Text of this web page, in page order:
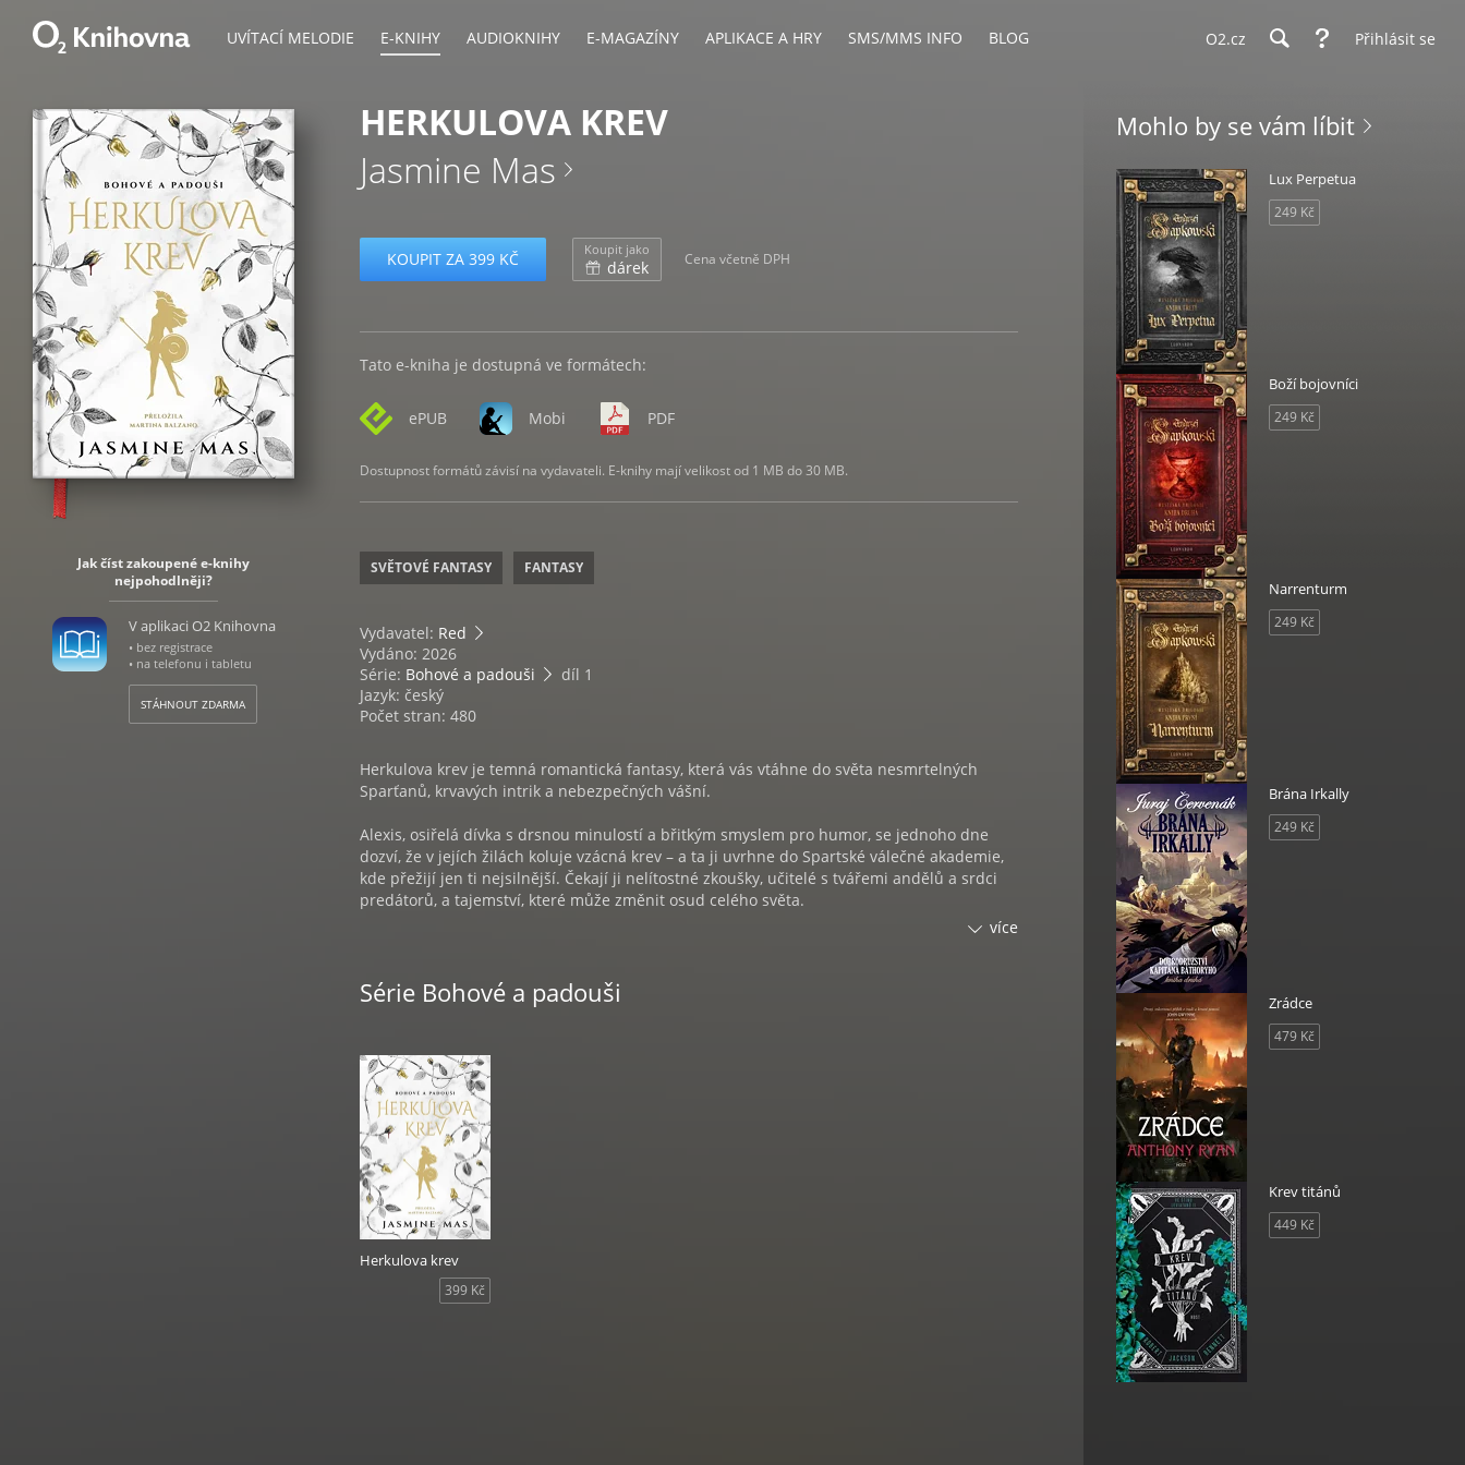
UVÍTACÍ MELODIE E-KNIHY AUDIOKNIHY E-MAGAZÍNY APLIKACE A HRY SMS/MMS INFO BLOG O2.cz Přihlásit se
Jak číst zakoupené e-knihy
nejpohodlněji?
V aplikaci O2 Knihovna
• bez registrace
• na telefonu i tabletu
STÁHNOUT ZDARMA
HERKULOVA KREV
Jasmine Mas
KOUPIT ZA 399 KČ Koupit jako
dárek Cena včetně DPH
Tato e-kniha je dostupná ve formátech:
ePUB Mobi PDF
Dostupnost formátů závisí na vydavateli. E-knihy mají velikost od 1 MB do 30 MB.
SVĚTOVÉ FANTASY FANTASY
Vydavatel: Red
Vydáno: 2026
Série: Bohové a padouši
díl 1
Jazyk: český
Počet stran: 480
Herkulova krev je temná romantická fantasy, která vás vtáhne do světa nesmrtelných
Sparťanů, krvavých intrik a nebezpečných vášní.
Alexis, osiřelá dívka s drsnou minulostí a břitkým smyslem pro humor, se jednoho dne
dozví, že v jejích žilách koluje vzácná krev – a ta ji uvrhne do Spartské válečné akademie,
kde přežijí jen ti nejsilnější. Čekají ji nelítostné zkoušky, učitelé s tvářemi andělů a srdci
predátorů, a tajemství, které může změnit osud celého světa.
Ideální pro čtenáře, kteří milují příběhy ve stylu „z nepřátel milenci“, morálně
budoucností podané s jízlivým humorem a špetkou nebezpečné něhy.
více
Série Bohové a padouši
Herkulova krev
399 Kč
Mohlo by se vám líbit
Lux Perpetua
249 Kč
Boží bojovníci
249 Kč
Narrenturm
249 Kč
Brána Irkally
249 Kč
Zrádce
479 Kč
Krev titánů
449 Kč